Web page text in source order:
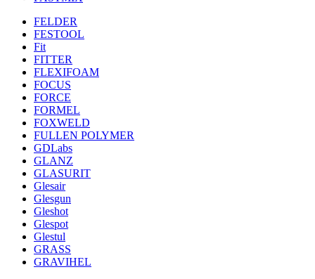
FELDER
FESTOOL
Fit
FITTER
FLEXIFOAM
FOCUS
FORCE
FORMEL
FOXWELD
FULLEN POLYMER
GDLabs
GLANZ
GLASURIT
Glesair
Glesgun
Gleshot
Glespot
Glestul
GRASS
GRAVIHEL